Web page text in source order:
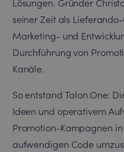
Lösungen. Gründer
seiner Zeit als
Marketing- und
Durchführung von
Kanäle.
So entstand Talon.One:
Ideen und operativem
Promotion-Kampagnen
aufwendigen Code